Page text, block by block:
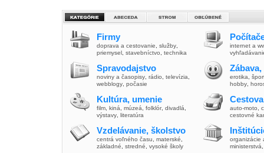
Firmy
doprava a cestovanie služby
priemysel stavebníctvo technika
Spravodajstvo
noviny a časopisy rádio televízia
webblogy počasie
Kultúra, umenie
film kiná múzeá folklór, divadlá
výstavy literatúra
Vzdelávanie, školstvo
centrá voľného času materské
základné
stredné vysoké školy
internet a
erotika
hobby
auto-moto
cestovné
organizácie
ministerstvá